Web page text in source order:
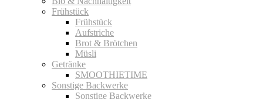
Frühstück
Frühstück
Aufstriche
Brot & Brötchen
Müsli
Getränke
SMOOTHIETIME
Sonstige Backwerke
Sonstige Backwerke